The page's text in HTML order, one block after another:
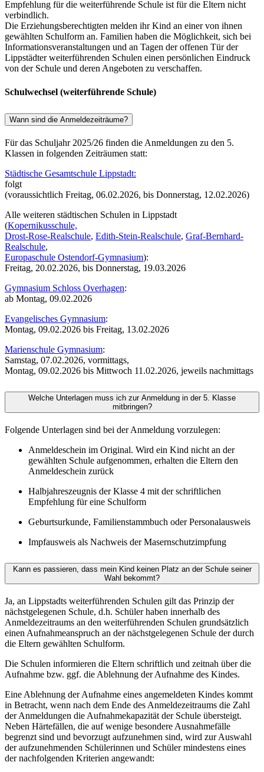
Empfehlung für die weiterführende Schule ist für die Eltern nicht
verbindlich.
Die Erziehungsberechtigten melden ihr Kind an einer von ihnen
gewählten Schulform an. Familien haben die Möglichkeit, sich bei
Informationsveranstaltungen und an Tagen der offenen Tür der
Lippstädter weiterführenden Schulen einen persönlichen Eindruck
von der Schule und deren Angeboten zu verschaffen.
Schulwechsel (weiterführende Schule)
Wann sind die Anmeldezeiträume?
Für das Schuljahr 2025/26 finden die Anmeldungen zu den 5.
Klassen in folgenden Zeiträumen statt:
Städtische Gesamtschule Lippstadt:
folgt
(voraussichtlich Freitag, 06.02.2026, bis Donnerstag, 12.02.2026)
Alle weiteren städtischen Schulen in Lippstadt
(Kopernikusschule,
Drost-Rose-Realschule, Edith-Stein-Realschule, Graf-Bernhard-
Realschule,
Europaschule Ostendorf-Gymnasium):
Freitag, 20.02.2026, bis Donnerstag, 19.03.2026
Gymnasium Schloss Overhagen:
ab Montag, 09.02.2026
Evangelisches Gymnasium:
Montag, 09.02.2026 bis Freitag, 13.02.2026
Marienschule Gymnasium:
Samstag, 07.02.2026, vormittags,
Montag, 09.02.2026 bis Mittwoch 11.02.2026, jeweils nachmittags
Welche Unterlagen muss ich zur Anmeldung in der 5. Klasse
mitbringen?
Folgende Unterlagen sind bei der Anmeldung vorzulegen:
Anmeldeschein im Original. Wird ein Kind nicht an der
gewählten Schule aufgenommen, erhalten die Eltern den
Anmeldeschein zurück
Halbjahreszeugnis der Klasse 4 mit der schriftlichen
Empfehlung für eine Schulform
Geburtsurkunde, Familienstammbuch oder Personalausweis
Impfausweis als Nachweis der Masernschutzimpfung
Kann es passieren, dass mein Kind keinen Platz an der Schule seiner
Wahl bekommt?
Ja, an Lippstadts weiterführenden Schulen gilt das Prinzip der
nächstgelegenen Schule, d.h. Schüler haben innerhalb des
Anmeldezeitraums an den weiterführenden Schulen grundsätzlich
einen Aufnahmeanspruch an der nächstgelegenen Schule der durch
die Eltern gewählten Schulform.
Die Schulen informieren die Eltern schriftlich und zeitnah über die
Aufnahme bzw. ggf. die Ablehnung der Aufnahme des Kindes.
Eine Ablehnung der Aufnahme eines angemeldeten Kindes kommt
in Betracht, wenn nach dem Ende des Anmeldezeitraums die Zahl
der Anmeldungen die Aufnahmekapazität der Schule übersteigt.
Neben Härtefällen, die auf wenige besondere Ausnahmefälle
begrenzt sind und bevorzugt aufzunehmen sind, wird zur Auswahl
der aufzunehmenden Schülerinnen und Schüler mindestens eines
der nachfolgenden Kriterien angewandt: